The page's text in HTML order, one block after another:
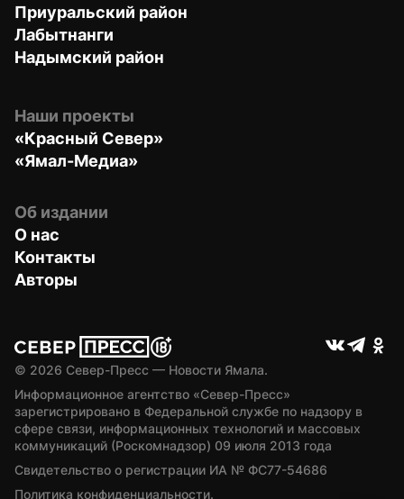
Приуральский район
Лабытнанги
Надымский район
Наши проекты
«Красный Север»
«Ямал-Медиа»
Об издании
О нас
Контакты
Авторы
© 2026 Север-Пресс — Новости Ямала.
Информационное агентство «Север-Пресс»
зарегистрировано в Федеральной службе по надзору в
сфере связи, информационных технологий и массовых
коммуникаций (Роскомнадзор) 09 июля 2013 года
Свидетельство о регистрации ИА № ФС77-54686
Политика конфиденциальности.